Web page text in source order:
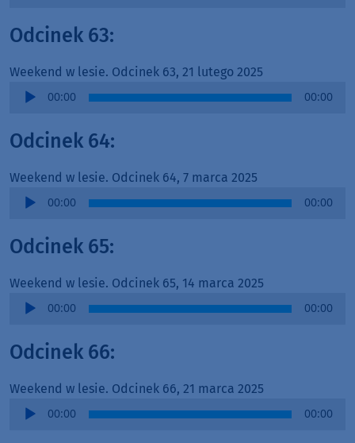
Odcinek 63:
Weekend w lesie. Odcinek 63, 21 lutego 2025
Audio
00:00 00:00
Odcinek 64:
Weekend w lesie. Odcinek 64, 7 marca 2025
Audio
00:00 00:00
Odcinek 65:
Weekend w lesie. Odcinek 65, 14 marca 2025
Audio
00:00 00:00
Odcinek 66:
Weekend w lesie. Odcinek 66, 21 marca 2025
Audio
00:00 00:00